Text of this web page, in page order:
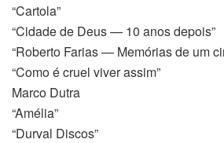
“Cartola”
“Cidade de Deus — 10 anos depois”
“Roberto Farias — Memórias de um
“Como é cruel viver assim”
Marco Dutra
“Amélia”
“Durval Discos”